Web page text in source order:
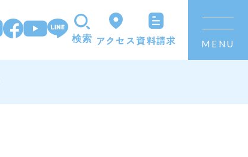
検索 アクセス資料請求 MENU